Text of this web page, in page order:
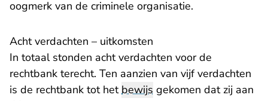
oogmerk van de criminele organisatie.
Acht verdachten – uitkomsten
In totaal stonden acht verdachten voor de
rechtbank terecht. Ten aanzien van vijf verdachten
is de rechtbank tot hetbewijs gekomen dat zij aan